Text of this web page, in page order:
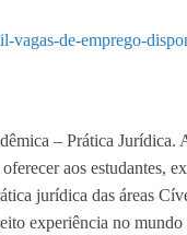
vagas-de-emprego-
– Prática Jurídica.
aos estudantes,
jurídica das áreas
experiência no